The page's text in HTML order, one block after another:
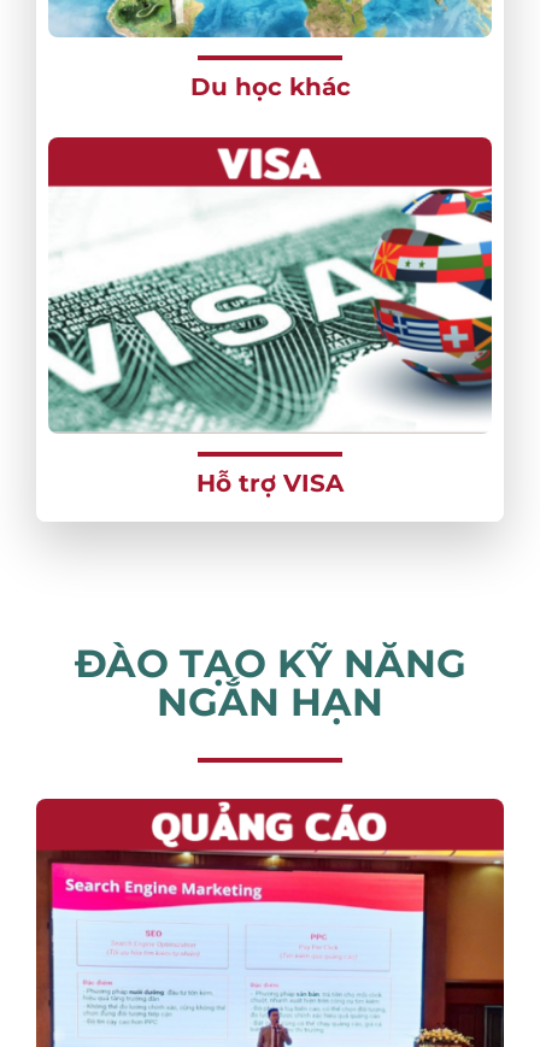
Du học khác
Hỗ trợ VISA
ĐÀO TẠO KỸ NĂNG
NGẮN HẠN